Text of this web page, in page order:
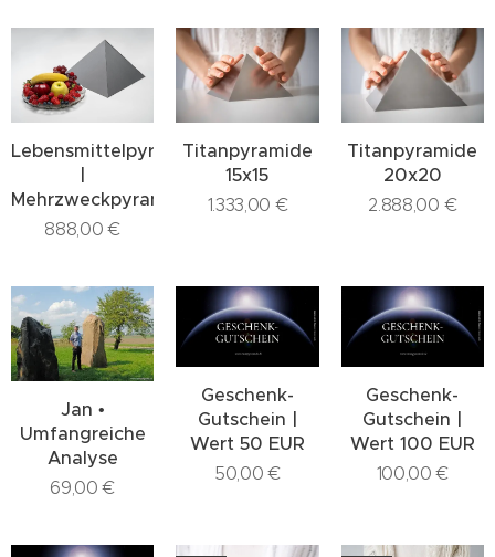
Lebensmittelpyramide
Mehrzweckpyramide
888,00 €
Titanpyramide
15x15
1.333,00 €
Titanpyramide
20x20
2.888,00 €
Jan •
Umfangreiche
Analyse
69,00 €
Geschenk-
Gutschein |
Wert 50 EUR
50,00 €
Geschenk-
Gutschein |
Wert 100 EUR
100,00 €